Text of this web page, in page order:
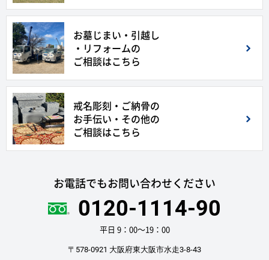
お墓じまい・引越し
・リフォームの
ご相談はこちら
戒名彫刻・ご納骨の
お手伝い・その他の
ご相談はこちら
お電話でもお問い合わせください
0120-1114-90
平日 9：00〜19：00
〒578-0921 大阪府東大阪市水走3-8-43